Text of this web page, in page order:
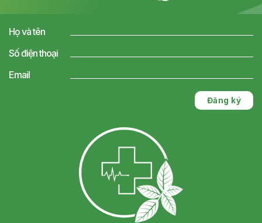
Họ và tên
Số điện thoại
Email